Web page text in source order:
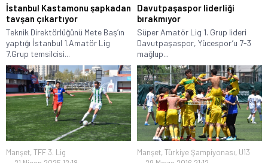
İstanbul Kastamonu şapkadan
tavşan çıkartıyor
Teknik Direktörlüğünü Mete Baş’ın
yaptığı İstanbul 1.Amatör Lig
7.Grup temsilcisi...
Davutpaşaspor liderliği
bırakmıyor
Süper Amatör Lig 1. Grup lideri
Davutpaşaspor, Yücespor’u 7-3
mağlup...
Manşet, TFF 3. Lig
Manşet, Türkiye Şampiyonası, U13